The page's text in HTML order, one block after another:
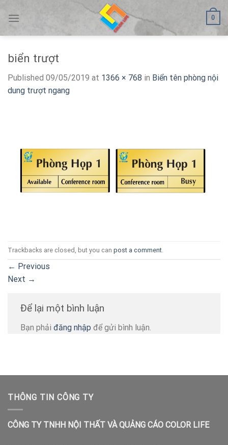
0
biển trượt
Published 09/05/2019 at 1366 × 768 in Biển tên phòng nội
dung trượt ngang
Trackbacks are closed, but you can post a comment
← Previous
Next →
Để lại một bình luận
Bạn phải đăng nhập để gửi bình luận.
THÔNG TIN CÔNG TY
CÔNG TY TNHH NỘI THẤT VÀ QUẢNG CÁO COLOR LIFE